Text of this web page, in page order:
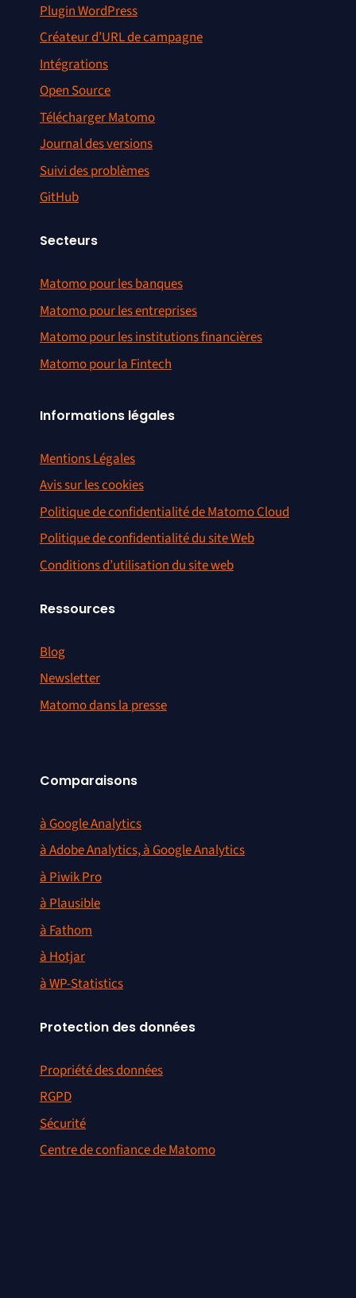
Plugin WordPress
Créateur d’URL de campagne
Intégrations
Open Source
Télécharger Matomo
Journal des versions
Suivi des problèmes
GitHub
Secteurs
Matomo pour les banques
Matomo pour les entreprises
Matomo pour les institutions financières
Matomo pour la Fintech
Informations légales
Mentions Légales
Avis sur les cookies
Politique de confidentialité de Matomo Cloud
Politique de confidentialité du site Web
Conditions d’utilisation du site web
Ressources
Blog
Newsletter
Matomo dans la presse
Comparaisons
à Google Analytics
à Adobe Analytics, à Google Analytics
à Piwik Pro
à Plausible
à Fathom
à Hotjar
à WP-Statistics
Protection des données
Propriété des données
RGPD
Sécurité
Centre de confiance de Matomo